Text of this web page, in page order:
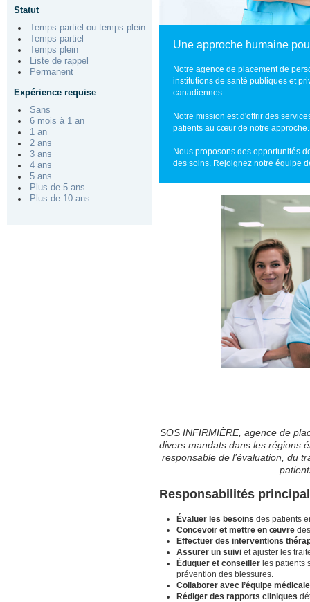
Statut
Temps partiel ou temps plein
Temps partiel
Temps plein
Liste de rappel
Permanent
Expérience requise
Sans
6 mois à 1 an
1 an
2 ans
3 ans
4 ans
5 ans
Plus de 5 ans
Plus de 10 ans
Une approche humaine
Notre agence de placement de
institutions de santé publiques et
canadiennes.
Notre mission est d'offrir des
patients au cœur de notre approche.
Nous proposons des opportunités
des soins. Rejoignez notre équipe
SOS INFIRMIÈRE, agence de
divers mandats dans les régions
responsable de l’évaluation, du
Responsabilités
Évaluer les besoins des patients
Concevoir et mettre en œuvre
Effectuer des interventions
Assurer un suivi et ajuster les
Éduquer et conseiller les patients
prévention des blessures.
Collaborer avec l’équipe médicale
Rédiger des rapports cliniques